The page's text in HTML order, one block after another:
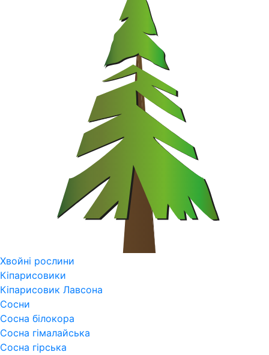
Хвойні рослини
Кіпарисовики
Кіпарисовик Лавсона
Сосни
Сосна білокора
Сосна гімалайська
Сосна гірська